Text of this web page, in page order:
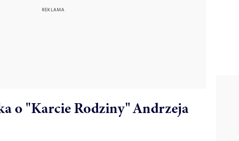
o "Karcie Rodziny" Andrzeja